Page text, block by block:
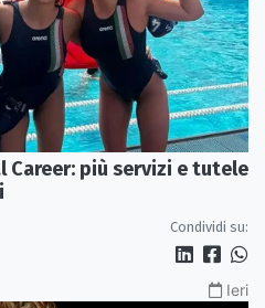
Career: più servizi e tutele
Condividi su:
Ieri